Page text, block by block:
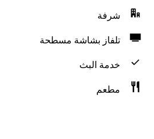
شرفة
تلفاز بشاشة مسطحة
خدمة البث
مطعم